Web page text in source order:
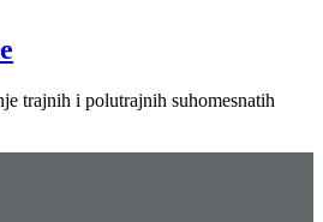
trajnih i polutrajnih suhomesnatih